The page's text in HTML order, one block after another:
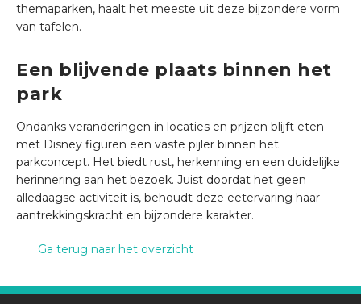
themaparken, haalt het meeste uit deze bijzondere vorm
van tafelen.
Een blijvende plaats binnen het
park
Ondanks veranderingen in locaties en prijzen blijft eten
met Disney figuren een vaste pijler binnen het
parkconcept. Het biedt rust, herkenning en een duidelijke
herinnering aan het bezoek. Juist doordat het geen
alledaagse activiteit is, behoudt deze eetervaring haar
aantrekkingskracht en bijzondere karakter.
Ga terug naar het overzicht